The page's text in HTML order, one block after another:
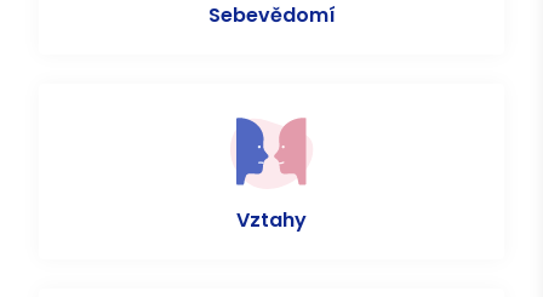
Sebevědomí
Vztahy